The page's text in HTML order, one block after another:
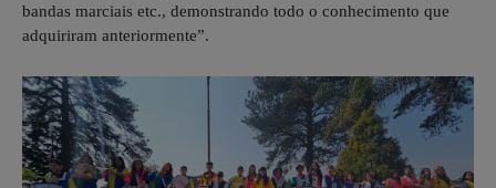
bandas marciais etc., demonstrando todo o conhecimento que
adquiriram anteriormente”.